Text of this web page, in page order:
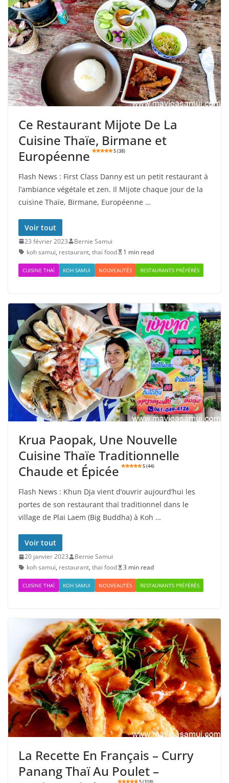
Ce Restaurant Mijote De La
Cuisine Thaïe, Birmane et
Européenne
5 (38)
Flash News : First Class Danny est un petit restaurant à
l’ambiance végétale et zen. Il Mijote chaque jour de la
cuisine Thaïe, Birmane, Européenne …
Voir tout
23 février 2023
Bernie Samui
koh samui, restaurant, thai food 1 min read
CUISINE THAÏ KOH SAMUI NOUVEAUTÉS RESTAURANTS PRÉFÉRÉS
Krua Paopak, Une Nouvelle
Cuisine Thaïe Traditionnelle
Chaude et Épicée
5 (44)
Flash News : Khun Dja vient d’ouvrir aujourd’hui les
portes de son restaurant thaï traditionnel dans le
village de Plai Laem (Big Buddha) à Koh …
Voir tout
20 janvier 2023
Bernie Samui
koh samui, restaurant, thai food 3 min read
CUISINE THAÏ KOH SAMUI NOUVEAUTÉS RESTAURANTS PRÉFÉRÉS
La Recette En Français – Curry
Panang Thaï Au Poulet –
5 (318)